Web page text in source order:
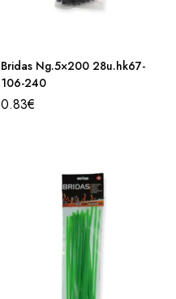
Bridas Ng.5×200 28u.hk67-
106-240
0.83€